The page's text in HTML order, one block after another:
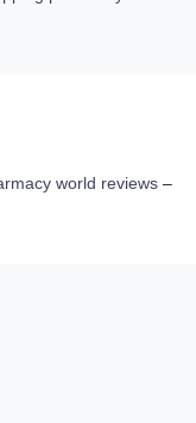
world reviews –